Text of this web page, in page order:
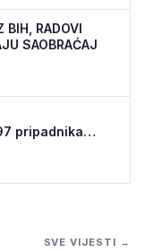
BIH, RADOVI
SAOBRAĆAJ
pripadnika
SVE VIJESTI →